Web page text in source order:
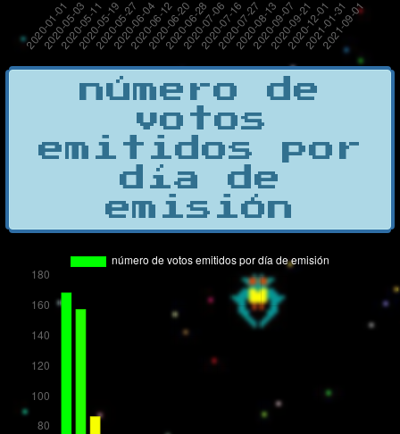
número de
votos
emitidos por
día de
emisión